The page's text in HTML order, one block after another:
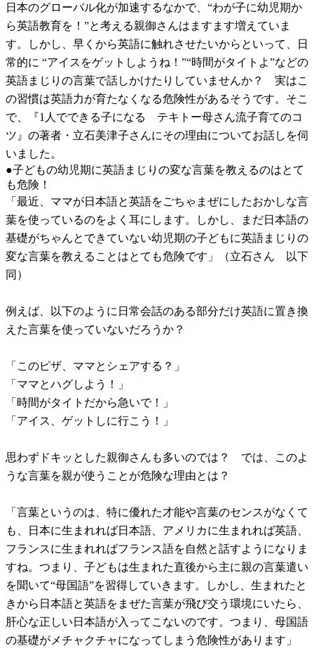
日本のグローバル化が加速するなかで、“わが子に幼児期か
ら英語教育を！”と考える親御さんはますます増えていま
す。しかし、早くから英語に触れさせたいからといって、日
常的に “アイスをゲットしようね！”“時間がタイトよ”などの
英語まじりの言葉で話しかけたりしていませんか？ 実はこ
の習慣は英語力が育たなくなる危険性があるそうです。そこ
で、『1人でできる子になる テキトー母さん流子育てのコ
ツ』の著者・立石美津子さんにその理由についてお話しを伺
いました。
●子どもの幼児期に英語まじりの変な言葉を教えるのはとて
も危険！
「最近、ママが日本語と英語をごちゃまぜにしたおかしな言
葉を使っているのをよく耳にします。しかし、まだ日本語の
基礎がちゃんとできていない幼児期の子どもに英語まじりの
変な言葉を教えることはとても危険です」（立石さん 以下
同）
例えば、以下のように日常会話のある部分だけ英語に置き換
えた言葉を使っていないだろうか？
「このピザ、ママとシェアする？」
「ママとハグしよう！」
「時間がタイトだから急いで！」
「アイス、ゲットしに行こう！」
思わずドキッとした親御さんも多いのでは？ では、このよ
うな言葉を親が使うことが危険な理由とは？
「言葉というのは、特に優れた才能や言葉のセンスがなくて
も、日本に生まれれば日本語、アメリカに生まれれば英語、
フランスに生まれればフランス語を自然と話すようになりま
すね。つまり、子どもは生まれた直後から主に親の言葉遣い
を聞いて“母国語”を習得していきます。しかし、生まれたと
きから日本語と英語をまぜた言葉が飛び交う環境にいたら、
肝心な正しい日本語が入ってこないのです。つまり、母国語
の基礎がメチャクチャになってしまう危険性があります」